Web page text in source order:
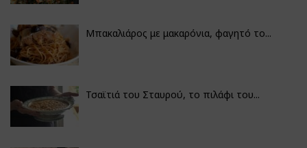
Μπακαλιάρος με μακαρόνια, φαγητό το...
Τσαϊτιά του Σταυρού, το πιλάφι του...